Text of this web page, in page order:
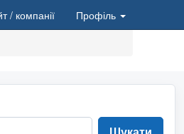
/ компанії
Профіль